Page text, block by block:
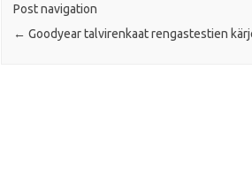
Post navigation
← Goodyear talvirenkaat rengastestien